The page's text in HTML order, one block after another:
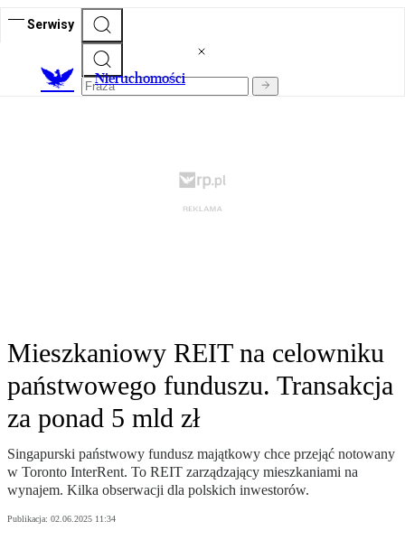
Serwisy
Nieruchomości
Mieszkaniowy REIT na celowniku
państwowego funduszu. Transakcja
za ponad 5 mld zł
Singapurski państwowy fundusz majątkowy chce przejąć notowany
w Toronto InterRent. To REIT zarządzający mieszkaniami na
wynajem. Kilka obserwacji dla polskich inwestorów.
Publikacja: 02.06.2025 11:34